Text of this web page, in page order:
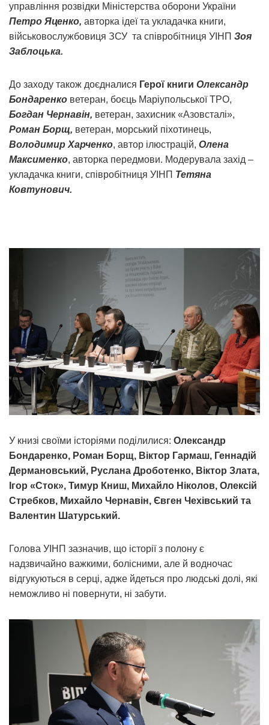
управління розвідки Міністерства оборони України
Петро Яценко, авторка ідеї та укладачка книги,
військовослужбовиця ЗСУ та співробітниця УІНП Зоя
Заблоцька.
До заходу також доєдналися Герої книги Олександр
Бондаренко ветеран, боєць Маріупольської ТРО,
Богдан Чернавін, ветеран, захисник «Азовсталі»,
Роман Борщ, ветеран, морський піхотинець,
Володимир Харченко, автор ілюстрацій, Олена
Максименко, авторка передмови. Модерувала захід –
укладачка книги, співробітниця УІНП Тетяна
Ковтунович.
У книзі своїми історіями поділилися: Олександр
Бондаренко, Роман Борщ, Віктор Гармаш, Геннадій
Дермановський, Руслана Дроботенко, Віктор Злата,
Ігор «Сток», Тимур Книш, Михайло Ніколов, Олексій
Стребков, Михайло Чернавін, Євген Чехівський та
Валентин Шатурський.
Голова УІНП зазначив, що історії з полону є
надзвичайно важкими, болісними, але й водночас
відгукуються в серці, адже йдеться про людські долі, які
неможливо ні повернути, ні забути.